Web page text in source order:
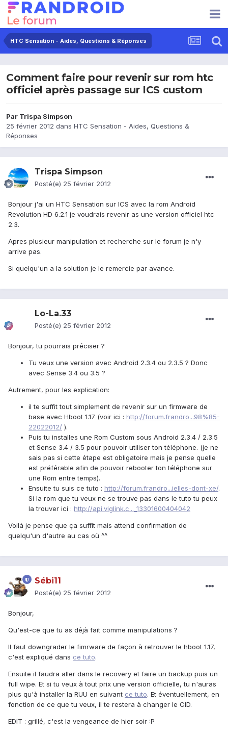
HTC Sensation - Aides, Questions & Réponses
Comment faire pour revenir sur rom htc
officiel après passage sur ICS custom
Par Trispa Simpson
25 février 2012 dans HTC Sensation - Aides, Questions &
Réponses
Trispa Simpson
Posté(e) 25 février 2012
Bonjour j'ai un HTC Sensation sur ICS avec la rom Android
Revolution HD 6.2.1 je voudrais revenir as une version officiel htc
2.3.
Apres plusieur manipulation et recherche sur le forum je n'y
arrive pas.
Si quelqu'un a la solution je le remercie par avance.
Lo-La.33
Posté(e) 25 février 2012
Bonjour, tu pourrais préciser ?
Tu veux une version avec Android 2.3.4 ou 2.3.5 ? Donc
avec Sense 3.4 ou 3.5 ?
Autrement, pour les explication:
il te suffit tout simplement de revenir sur un firmware de
base avec Hboot 1.17 (voir ici : http://forum.frandro...98%85-
22022012/ ).
Puis tu installes une Rom Custom sous Android 2.3.4 / 2.3.5
et Sense 3.4 / 3.5 pour pouvoir utiliser ton téléphone. (je ne
sais pas si cette étape est obligatoire mais je pense quelle
est préférable afin de pouvoir rebooter ton téléphone sur
une Rom entre temps).
Ensuite tu suis ce tuto : http://forum.frandro...ielles-dont-xe/.
Si la rom que tu veux ne se trouve pas dans le tuto tu peux
la trouver ici : http://api.viglink.c..._13301600404042
Voilà je pense que ça suffit mais attend confirmation de
quelqu'un d'autre au cas où ^^
Sébi11
Posté(e) 25 février 2012
Bonjour,
Qu'est-ce que tu as déjà fait comme manipulations ?
Il faut downgrader le fimrware de façon à retrouver le hboot 1.17,
c'est expliqué dans ce tuto.
Ensuite il faudra aller dans le recovery et faire un backup puis un
full wipe. Et si tu veux à tout prix une version officielle, tu n'auras
plus qu'à installer la RUU en suivant ce tuto. Et éventuellement, en
fonction de ce que tu veux, il te restera à changer le CID.
EDIT : grillé, c'est la vengeance de hier soir :P